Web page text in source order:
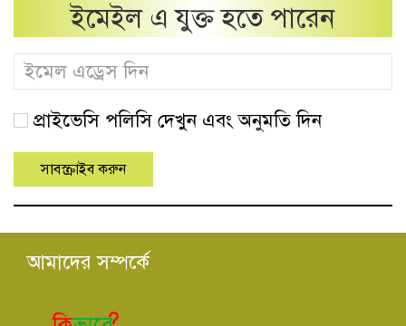
ইমেইল এ যুক্ত হতে পারেন
প্রাইভেসি পলিসি দেখুন এবং অনুমতি দিন
আমাদের সম্পর্কে